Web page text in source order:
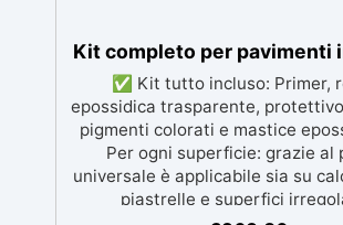
Kit completo per pavimenti
✅ Kit tutto incluso: Primer,
epossidica trasparente,
pigmenti colorati e mastice
Per ogni superficie: grazie al
universale è applicabile sia su
piastrelle e superfici